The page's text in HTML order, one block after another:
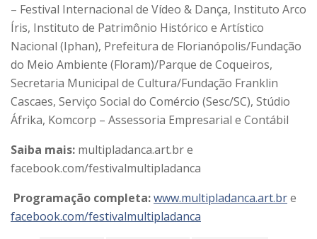
– Festival Internacional de Vídeo & Dança, Instituto Arco
Íris, Instituto de Patrimônio Histórico e Artístico
Nacional (Iphan), Prefeitura de Florianópolis/Fundação
do Meio Ambiente (Floram)/Parque de Coqueiros,
Secretaria Municipal de Cultura/Fundação Franklin
Cascaes, Serviço Social do Comércio (Sesc/SC), Stúdio
Áfrika, Komcorp – Assessoria Empresarial e Contábil
Saiba mais: multipladanca.art.br e
facebook.com/festivalmultipladanca
Programação completa:www.multipladanca.art.bre
facebook.com/festivalmultipladanca